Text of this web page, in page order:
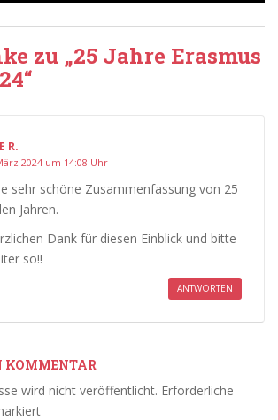
zu „25 Jahre Erasmus
R.
2024 um 14:08 Uhr
sehr schöne Zusammenfassung von 25
Jahren.
Dank für diesen Einblick und bitte
so!!
ANTWORTEN
KOMMENTAR
wird nicht veröffentlicht. Erforderliche